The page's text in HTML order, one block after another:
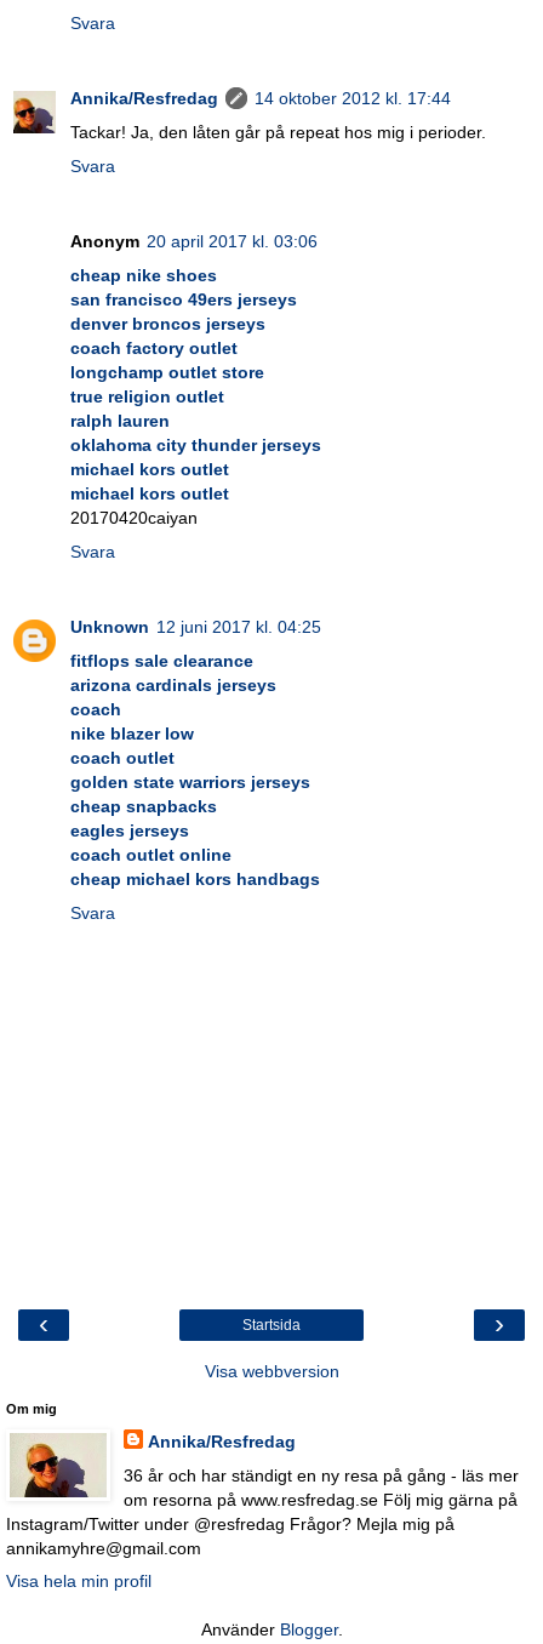
Svara
Annika/Resfredag
14 oktober 2012 kl. 17:44
Tackar! Ja, den låten går på repeat hos mig i perioder.
Svara
Anonym 20 april 2017 kl. 03:06
cheap nike shoes
san francisco 49ers jerseys
denver broncos jerseys
coach factory outlet
longchamp outlet store
true religion outlet
ralph lauren
oklahoma city thunder jerseys
michael kors outlet
michael kors outlet
20170420caiyan
Svara
Unknown 12 juni 2017 kl. 04:25
fitflops sale clearance
arizona cardinals jerseys
coach
nike blazer low
coach outlet
golden state warriors jerseys
cheap snapbacks
eagles jerseys
coach outlet online
cheap michael kors handbags
Svara
‹ ›
Startsida
Visa webbversion
Om mig
Annika/Resfredag
36 år och har ständigt en ny resa på gång - läs mer
om resorna på www.resfredag.se Följ mig gärna på
Instagram/Twitter under @resfredag Frågor? Mejla mig på
annikamyhre@gmail.com
Visa hela min profil
Använder Blogger.